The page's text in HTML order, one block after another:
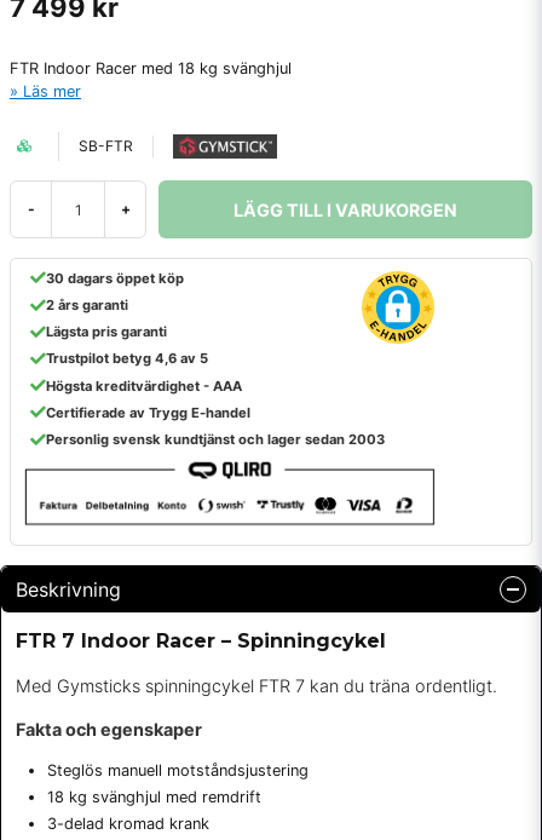
7 499 kr
FTR Indoor Racer med 18 kg svänghjul
Läs mer
SB-FTR
- + LÄGG TILL I VARUKORGEN
30 dagars öppet köp
2 års garanti
Lägsta pris garanti
Trustpilot betyg 4,6 av 5
Högsta kreditvärdighet - AAA
Certifierade av Trygg E-handel
Personlig svensk kundtjänst och lager sedan 2003
Beskrivning
FTR 7 Indoor Racer – Spinningcykel
Med Gymsticks spinningcykel FTR 7 kan du träna ordentligt.
Fakta och egenskaper
Steglös manuell motståndsjustering
18 kg svänghjul med remdrift
3-delad kromad krank